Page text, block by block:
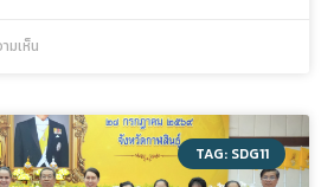
มเห็น
TAG: SDG11